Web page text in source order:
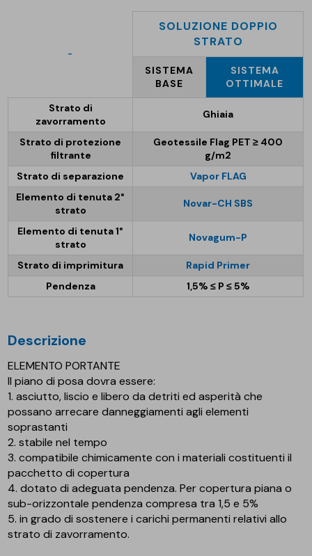
-
SOLUZIONE DOPPIO
STRATO
SISTEMA
BASE
SISTEMA
OTTIMALE
Strato di
zavorramento
Ghiaia
Strato di protezione
filtrante
Geotessile Flag PET ≥ 400
g/m2
Strato di separazione
Vapor FLAG
Elemento di tenuta 2°
strato
Novar-CH SBS
Elemento di tenuta 1°
strato
Novagum-P
Strato di imprimitura
Rapid Primer
Pendenza
1,5% ≤ P ≤ 5%
descrizione
ELEMENTO PORTANTE
Il piano di posa dovra essere:
1. asciutto, liscio e libero da detriti ed asperità che
possano arrecare danneggiamenti agli elementi
soprastanti
2. stabile nel tempo
3. compatibile chimicamente con i materiali costituenti il
pacchetto di copertura
4. dotato di adeguata pendenza. Per copertura piana o
sub-orizzontale pendenza compresa tra 1,5 e 5%
5. in grado di sostenere i carichi permanenti relativi allo
strato di zavorramento.